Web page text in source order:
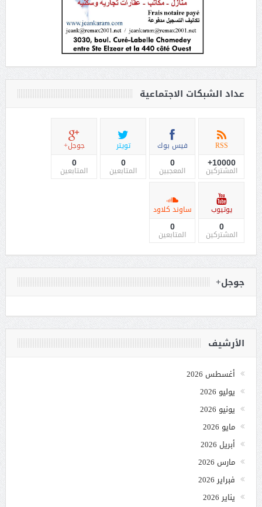
عداد الشبكات الاجتماعية
RSS
10000+
المشتركين
فيس بوك
0
المعجبين
تويتر
0
المتابعين
جوجل+
0
المتابعين
يوتيوب
0
المشتركين
ساوند كلاود
0
المتابعين
جوجل+
الأرشيف
أغسطس 2026
يوليو 2026
يونيو 2026
مايو 2026
أبريل 2026
مارس 2026
فبراير 2026
يناير 2026